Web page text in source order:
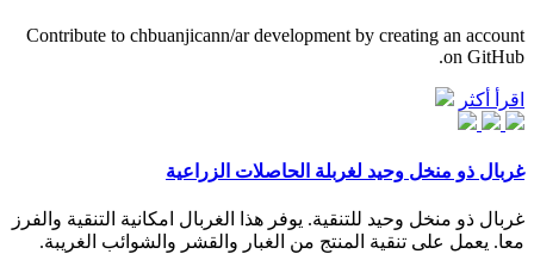
Contribute to chbuanjicann/ar development by creating an account
on GitHub.
اقرأ أكثر
غربال ذو منخل وحيد لغربلة الحاصلات الزراعية
غربال ذو منخل وحيد للتنقية. يوفر هذا الغربال امكانية التنقية والفرز
معا. يعمل على تنقية المنتج من الغبار والقشر والشوائب الغريبة.